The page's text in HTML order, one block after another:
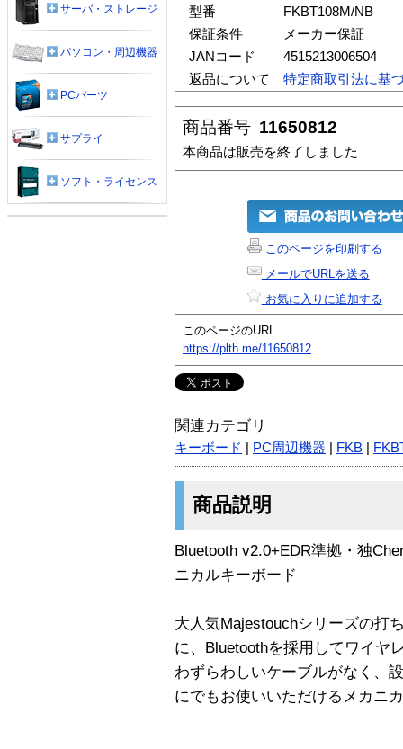
型番
FKBT108M/NB
保証条件
メーカー保証
JANコード
4515213006504
返品について
特定商取引法に基
商品番号 11650812
本商品は販売を終了しました
このページを印刷する
メールでURLを送る
お気に入りに追加する
このページのURL
https://plth.me/11650812
関連カテゴリ
キーボード PC周辺機器 FKB
商品説明
Bluetooth v2.0+EDR準拠・独
ニカルキーボード
大人気Majestouchシリーズの打
に、Bluetoothを採用してワイヤ
わずらわしいケーブルがなく、
にでもお使いいただけるメカニ
サーバ・ストレージ
パソコン・周辺機器
PCパーツ
サプライ
ソフト・ライセンス